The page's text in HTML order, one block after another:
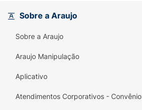
Sobre a Araujo
Sobre a Araujo
Araujo Manipulação
Aplicativo
Atendimentos Corporativos - Convênio